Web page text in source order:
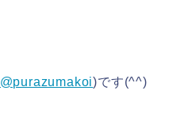
@purazumakoi)です(^^)